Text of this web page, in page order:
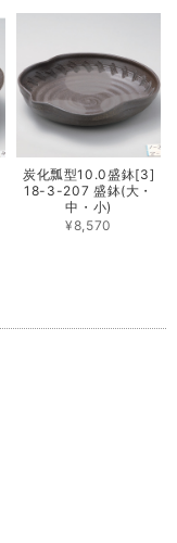
炭化瓢型10.0盛鉢[3]
18-3-207 盛鉢(大・
中・小)
¥8,570